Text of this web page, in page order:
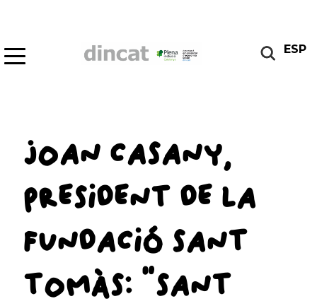
ESP
JOAN CASANY,
PRESIDENT DE LA
FUNDACIÓ SANT
TOMÀS: “SANT